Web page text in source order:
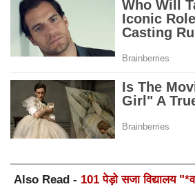
Also Read - 101 पेड़ो सजा विद्यालय